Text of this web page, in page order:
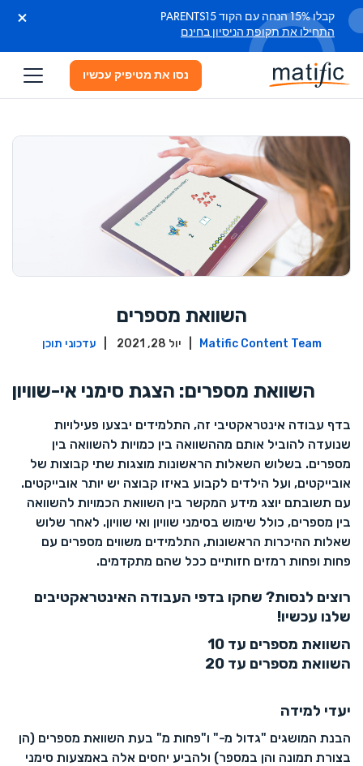
קבלו 15% הנחה עם הקוד PARENTS15
התחילו את תקופת הניסיון בחינם
נסו את מטיפיק עכשיו
השוואת מספרים
Matific Content Team | יול 28, 2021 | עדכוני תוכן
השוואת מספרים: הצגת סימני אי-שוויון
בדף עבודה אינטראקטיבי זה, התלמידים יבצעו פעילויות
שנועדה להוביל אותם מההשוואה בין כמויות להשוואה בין
מספרים. בשלוש השאלות הראשונות מוצגות שתי קבוצות של
אובייקטים, ועל הילדים לקבוע באיזו קבוצה יש יותר אובייקטים.
עם תשובתם יוצג מידע המקשר בין השוואת הכמויות להשוואה
בין מספרים, כולל שימוש בסימני שוויון ואי שוויון. לאחר שלוש
שאלות ההיכרות הראשונות, התלמידים משווים מספרים עם
פחות ופחות רמזים חזותיים ככל שהם מתקדמים.
רוצים לנסות? שחקו בדפי העבודה האינטראקטיבים
שלנו עכשיו!
השוואת מספרים עד 10
השוואת מספרים עד 20
יעדי למידה
הבנת המושגים "גדול מ-" ו"פחות מ" בעת השוואת מספרים (הן
בצורת תמונה והן במספר) ולהביע יחסים אלה באמצעות סימני